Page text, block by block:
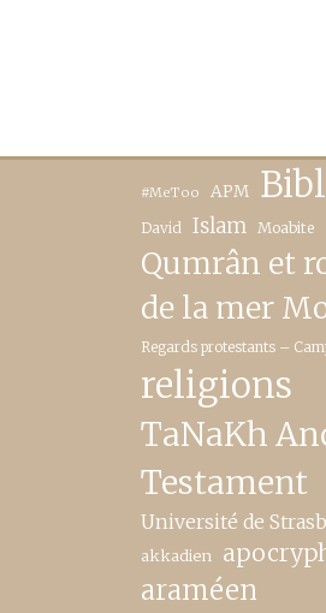
#MeToo APM
David Islam Moabite
Qumrân et
de la mer
Regards protestants –
religions
TaNaKh
Testament
Université de
akkadien
araméen